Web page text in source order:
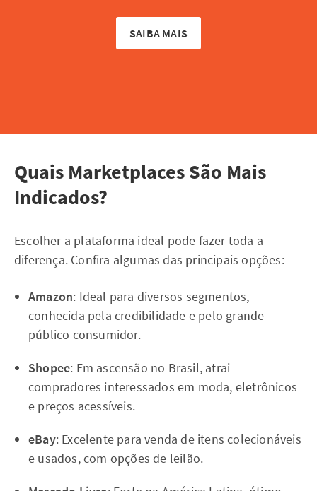
SAIBA MAIS
Quais Marketplaces São Mais
Indicados?
Escolher a plataforma ideal pode fazer toda a
diferença. Confira algumas das principais opções:
Amazon: Ideal para diversos segmentos,
conhecida pela credibilidade e pelo grande
público consumidor.
Shopee: Em ascensão no Brasil, atrai
compradores interessados em moda, eletrônicos
e preços acessíveis.
eBay: Excelente para venda de itens colecionáveis
e usados, com opções de leilão.